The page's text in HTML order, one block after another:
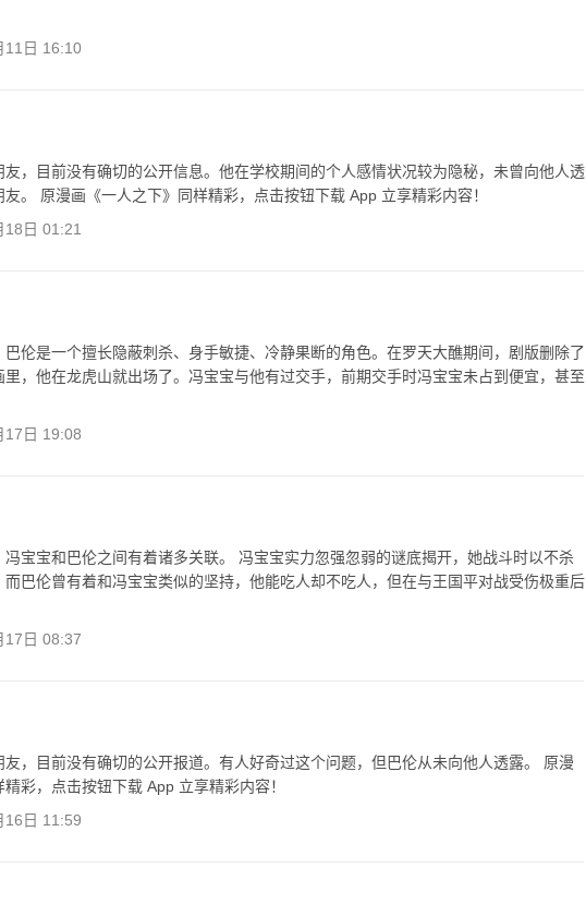
11日 16:10
友，目前没有确切的公开信息。他在学校期间的个人感情状况较为隐秘，未曾向他人透
。 原漫画《一人之下》同样精彩，点击按钮下载 App 立享精彩内容！
18日 01:21
伦是一个擅长隐蔽刺杀、身手敏捷、冷静果断的角色。在罗天大醮期间，剧版删除了
，他在龙虎山就出场了。冯宝宝与他有过交手，前期交手时冯宝宝未占到便宜，甚至
17日 19:08
宝宝和巴伦之间有着诸多关联。 冯宝宝实力忽强忽弱的谜底揭开，她战斗时以不杀
而巴伦曾有着和冯宝宝类似的坚持，他能吃人却不吃人，但在与王国平对战受伤极重后
17日 08:37
友，目前没有确切的公开报道。有人好奇过这个问题，但巴伦从未向他人透露。 原漫
彩，点击按钮下载 App 立享精彩内容！
16日 11:59